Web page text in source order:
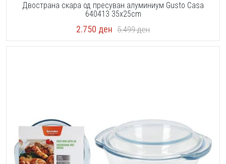
Двострана скара од пресуван алуминиум Gusto Casa
640413 35x25cm
2.750 ден 5.499ден